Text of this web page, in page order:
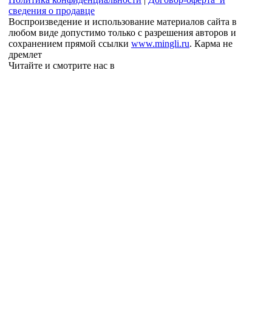
сведения о продавце
Воспроизведение и использование материалов сайта в
любом виде допустимо только с разрешения авторов и
сохранением прямой ссылки www.mingli.ru. Карма не
дремлет
Читайте и смотрите нас в